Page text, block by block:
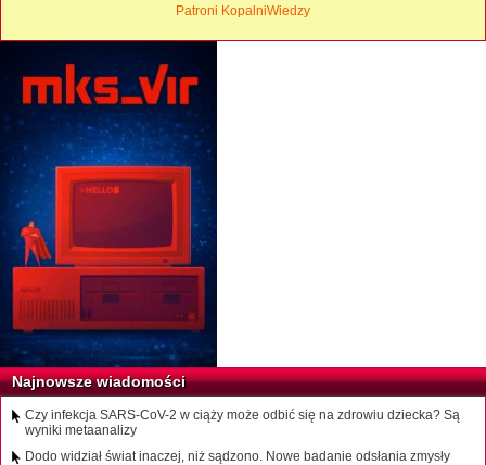
Patroni KopalniWiedzy
Najnowsze wiadomości
Czy infekcja SARS-CoV-2 w ciąży może odbić się na zdrowiu dziecka? Są
wyniki metaanalizy
Dodo widział świat inaczej, niż sądzono. Nowe badanie odsłania zmysły